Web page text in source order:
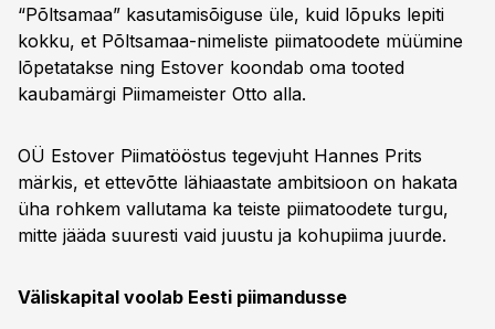
“Põltsamaa” kasutamisõiguse üle, kuid lõpuks lepiti
kokku, et Põltsamaa-nimeliste piimatoodete müümine
lõpetatakse ning Estover koondab oma tooted
kaubamärgi Piimameister Otto alla.
OÜ Estover Piimatööstus tegevjuht Hannes Prits
märkis, et ettevõtte lähiaastate ambitsioon on hakata
üha rohkem vallutama ka teiste piimatoodete turgu,
mitte jääda suuresti vaid juustu ja kohupiima juurde.
Väliskapital voolab Eesti piimandusse